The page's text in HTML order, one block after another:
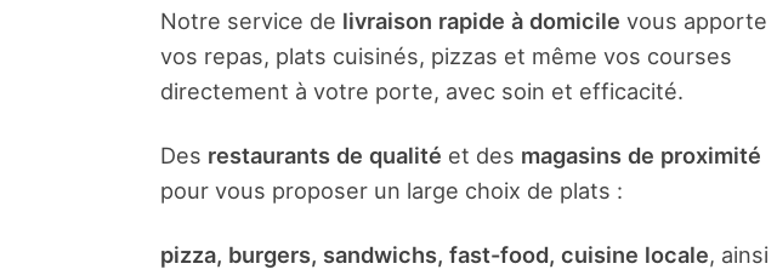
Notre service de livraison rapide à domicile vous apporte
vos repas, plats cuisinés, pizzas et même vos courses
directement à votre porte, avec soin et efficacité.
Des restaurants de qualité et des magasins de proximité
pour vous proposer un large choix de plats :
pizza, burgers, sandwichs, fast-food, cuisine locale, ainsi